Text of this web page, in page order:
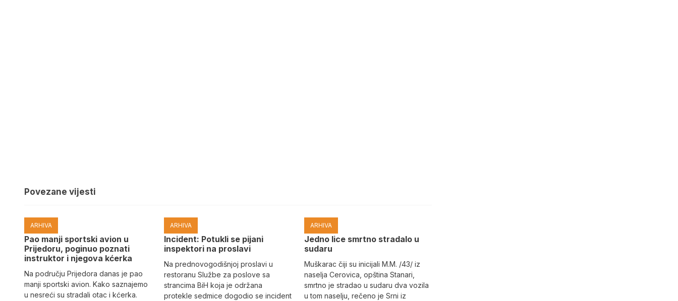
Povezane vijesti
ARHIVA
Pao manji sportski avion u
Prijedoru, poginuo poznati
instruktor i njegova kćerka
Na području Prijedora danas je pao
manji sportski avion. Kako saznajemo
u nesreći su stradali otac i kćerka.
ARHIVA
Incident: Potukli se pijani
inspektori na proslavi
Na prednovogodišnjoj proslavi u
restoranu Službe za poslove sa
strancima BiH koja je održana
protekle sedmice dogodio se incident
ARHIVA
Јedno lice smrtno stradalo u
sudaru
Muškarac čiji su inicijali M.M. /43/ iz
naselja Cerovica, opština Stanari,
smrtno je stradao u sudaru dva vozila
u tom naselju, rečeno je Srni iz